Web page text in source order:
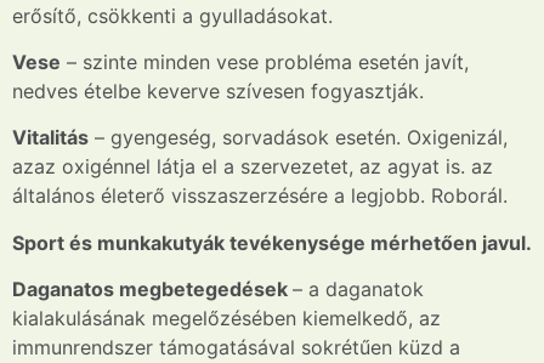
erősítő, csökkenti a gyulladásokat.
Vese – szinte minden vese probléma esetén javít,
nedves ételbe keverve szívesen fogyasztják.
Vitalitás – gyengeség, sorvadások esetén. Oxigenizál,
azaz oxigénnel látja el a szervezetet, az agyat is. az
általános életerő visszaszerzésére a legjobb. Roborál.
Sport és munkakutyák tevékenysége mérhetően javul.
Daganatos megbetegedések – a daganatok
kialakulásának megelőzésében kiemelkedő, az
immunrendszer támogatásával sokrétűen küzd a